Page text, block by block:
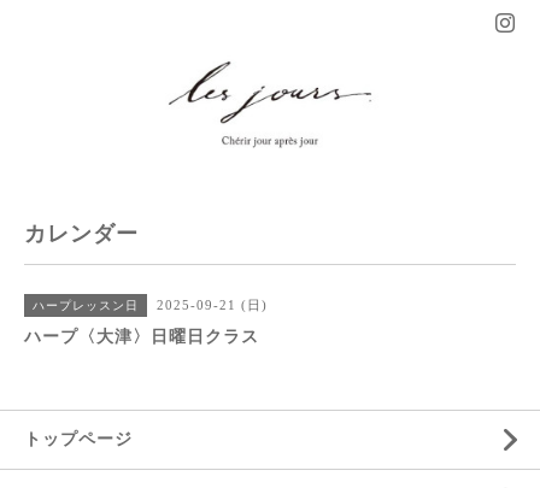
カレンダー
ハープレッスン日 2025-09-21 (日)
ハープ〈大津〉日曜日クラス
トップページ